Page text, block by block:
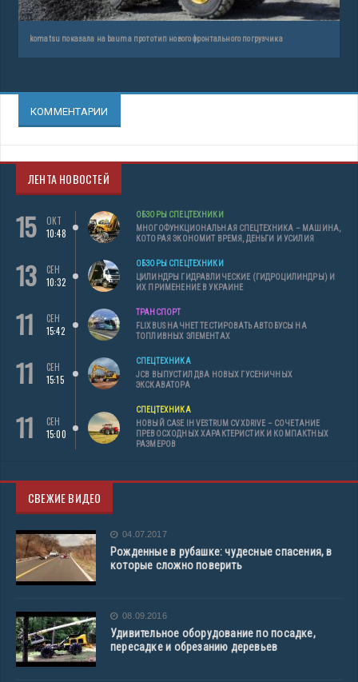
komatsu показала на bauma прототип нового фронтального погрузчика
КОММЕНТАРИИ
ЛЕНТА НОВОСТЕЙ
15
ОКТ
10:48
ОБЗОРЫ СПЕЦТЕХНИКИ
МНОГОФУНКЦИОНАЛЬНАЯ СПЕЦТЕХНИКА – МАШИНА,
КОТОРАЯ ЭКОНОМИТ ВРЕМЯ, ДЕНЬГИ И УСИЛИЯ
13
СЕН
10:32
ОБЗОРЫ СПЕЦТЕХНИКИ
ЦИЛИНДРЫ ГИДРАВЛИЧЕСКИЕ (ГИДРОЦИЛИНДРЫ) И
ИХ ПРИМЕНЕНИЕ В УКРАИНЕ
11
СЕН
15:42
ТРАНСПОРТ
FLIXBUS НАЧНЕТ ТЕСТИРОВАТЬ АВТОБУСЫ НА
ТОПЛИВНЫХ ЭЛЕМЕНТАХ
11
СЕН
15:15
СПЕЦТЕХНИКА
JCB ВЫПУСТИЛ ДВА НОВЫХ ГУСЕНИЧНЫХ
ЭКСКАВАТОРА
11
СЕН
15:00
СПЕЦТЕХНИКА
НОВЫЙ CASE IH VESTRUM CVXDRIVE – СОЧЕТАНИЕ
ПРЕВОСХОДНЫХ ХАРАКТЕРИСТИК И КОМПАКТНЫХ
РАЗМЕРОВ
СВЕЖИЕ ВИДЕО
04.07.2017
Рожденные в рубашке: чудесные спасения, в
которые сложно поверить
08.09.2016
Удивительное оборудование по посадке,
пересадке и обрезанию деревьев